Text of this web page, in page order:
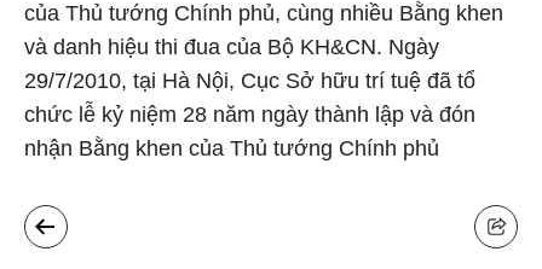
của Thủ tướng Chính phủ, cùng nhiều Bằng khen
và danh hiệu thi đua của Bộ KH&CN. Ngày
29/7/2010, tại Hà Nội, Cục Sở hữu trí tuệ đã tổ
chức lễ kỷ niệm 28 năm ngày thành lập và đón
nhận Bằng khen của Thủ tướng Chính phủ